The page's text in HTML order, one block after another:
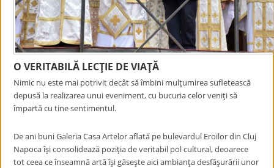
O VERITABILĂ LECŢIE DE VIAŢĂ
Nimic nu este mai potrivit decât să îmbini mulţumirea sufletească
depusă la realizarea unui eveniment, cu bucuria celor veniţi să
împartă cu tine sentimentul.
De ani buni Galeria Casa Artelor aflată pe bulevardul Eroilor din Cluj
Napoca îşi consolidează poziţia de veritabil pol cultural, deoarece
tot ceea ce înseamnă artă îşi găseşte aici ambianţa desfăşurării unor